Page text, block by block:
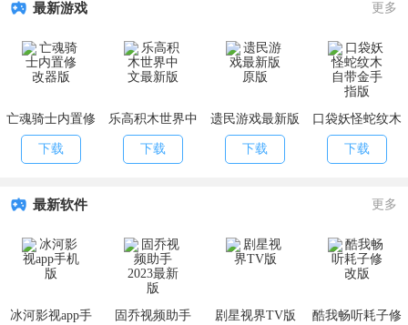
最新游戏 更多
亡魂骑士内置修
改器版
下载
乐高积木世界中
文最新版
下载
遗民游戏最新版
原版
下载
口袋妖怪蛇纹木
自带金手指版
下载
最新软件 更多
冰河影视app手
固乔视频助手
剧星视界TV版
酷我畅听耗子修